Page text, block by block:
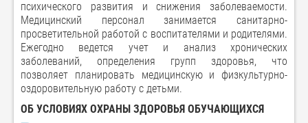
психического развития и снижения заболеваемости.
Медицинский персонал занимается санитарно-
просветительной работой с воспитателями и родителями.
Ежегодно ведется учет и анализ хронических
заболеваний, определения групп здоровья, что
позволяет планировать медицинскую и физкультурно-
оздоровительную работу с детьми.
ОБ УСЛОВИЯХ ОХРАНЫ ЗДОРОВЬЯ ОБУЧАЮЩИХСЯ